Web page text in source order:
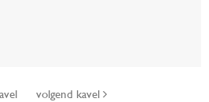
volgend kavel